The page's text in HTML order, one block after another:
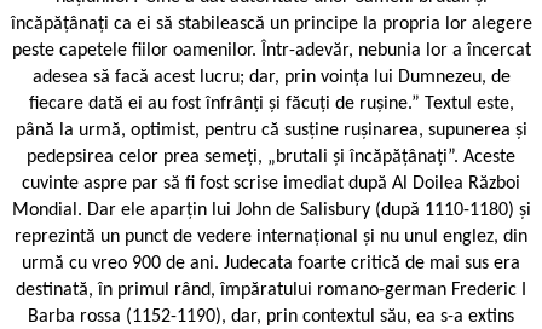
încăpățânați ca ei să stabilească un principe la propria lor alegere
peste capetele fiilor oamenilor. Într-adevăr, nebunia lor a încercat
adesea să facă acest lucru; dar, prin voința lui Dumnezeu, de
fiecare dată ei au fost înfrânți și făcuți de rușine.” Textul este,
până la urmă, optimist, pentru că susține rușinarea, supunerea și
pedepsirea celor prea semeți, „brutali și încăpățânați”. Aceste
cuvinte aspre par să fi fost scrise imediat după Al Doilea Război
Mondial. Dar ele aparțin lui John de Salisbury (după 1110-1180) și
reprezintă un punct de vedere internațional și nu unul englez, din
urmă cu vreo 900 de ani. Judecata foarte critică de mai sus era
destinată, în primul rând, împăratului romano-german Frederic I
Barba ­rossa (1152-1190), dar, prin contextul său, ea s-a extins